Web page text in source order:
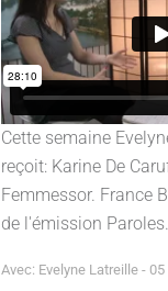
Cette semaine
reçoit: Karine De
Femmessor. France
de l'émission
Avec: Evelyne Latreille -